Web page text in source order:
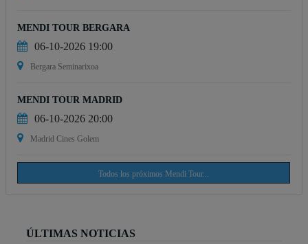
MENDI TOUR BERGARA
06-10-2026 19:00
Bergara Seminarixoa
MENDI TOUR MADRID
06-10-2026 20:00
Madrid Cines Golem
Todos los próximos Mendi Tour...
ÚLTIMAS NOTICIAS